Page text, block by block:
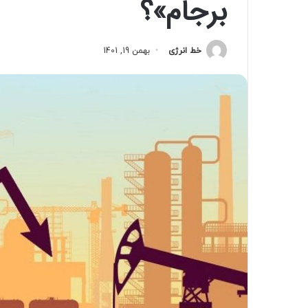
برجام»؟
خط انرژی بهمن 19, 1401